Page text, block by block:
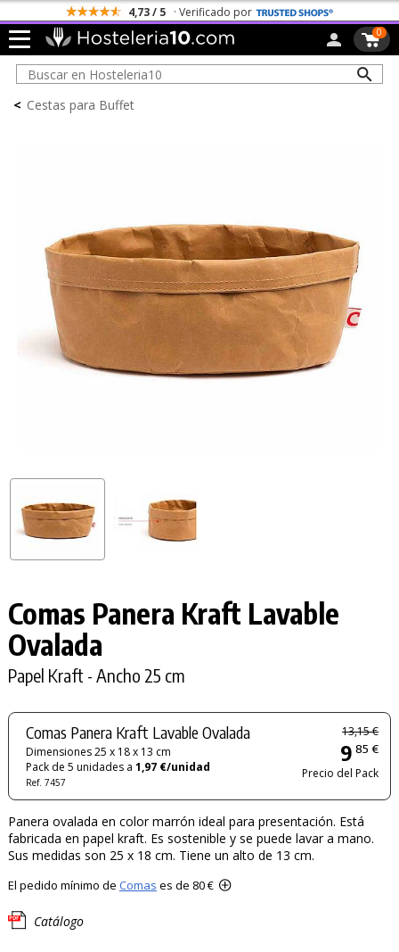
4,73 / 5 · Verificado por
0
< Cestas para Buffet
Comas Panera Kraft Lavable
Ovalada
Papel Kraft - Ancho 25 cm
Comas Panera Kraft Lavable Ovalada
Dimensiones 25 x 18 x 13 cm
Pack de 5 unidades a1,97 €/unidad
Ref. 7457
13,15 €
9 85 €
Precio del Pack
Panera ovalada en color marrón ideal para presentación. Está
fabricada en papel kraft. Es sostenible y se puede lavar a mano.
Sus medidas son 25 x 18 cm. Tiene un alto de 13 cm.
El pedido mínimo de Comas es de 80 €
Catálogo